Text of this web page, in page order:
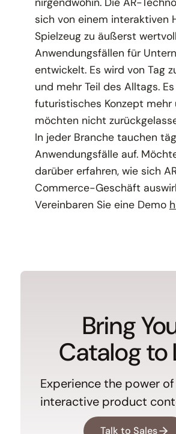
sich von einem interaktiven
Spielzeug zu äußerst
Anwendungsfällen für
entwickelt. Es wird von Tag
und mehr Teil des Alltags.
futuristisches Konzept mehr
möchten nicht
In jeder Branche tauchen
Anwendungsfälle auf.
darüber erfahren, wie sich
Commerce-Geschäft
Vereinbaren Sie eine Demo
Bring
Catalog to
Experience the power of
interactive product
Talk to Sales